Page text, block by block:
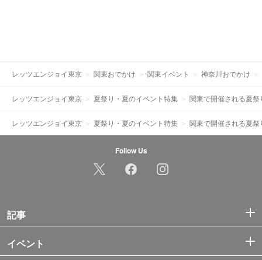
レッツエンジョイ東京 関東おでかけ 関東イベント 神奈川おでかけ
レッツエンジョイ東京 夏祭り・夏のイベント特集 関東で開催される夏
レッツエンジョイ東京 夏祭り・夏のイベント特集 関東で開催される夏
Follow Us
記事
イベント